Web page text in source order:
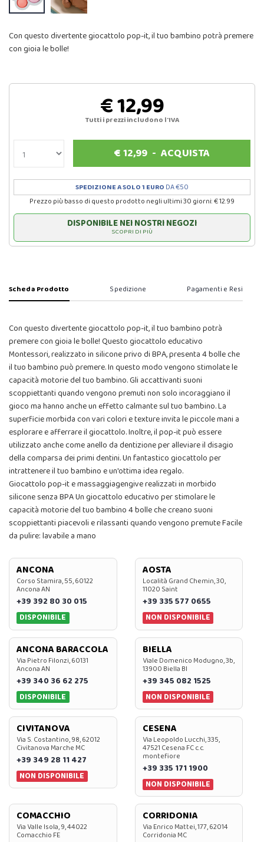
Con questo divertente giocattolo pop-it, il tuo bambino potrà premere
con gioia le bolle!
€ 12,99
Tutti i prezzi includono l'IVA
€12,99- ACQUISTA
SPEDIZIONE A SOLO 1 EURO DA €50
Prezzo più basso di questo prodotto negli ultimi 30 giorni: € 12.99
DISPONIBILE NEI NOSTRI NEGOZI
SCOPRI DI PIÙ
Scheda Prodotto Spedizione Pagamenti e Resi
Con questo divertente giocattolo pop-it, il tuo bambino potrà
premere con gioia le bolle! Questo giocattolo educativo
Montessori, realizzato in silicone privo di BPA, presenta 4 bolle che
il tuo bambino può premere. In questo modo vengono stimolate le
capacità motorie del tuo bambino. Gli accattivanti suoni
scoppiettanti quando vengono premuti non solo incoraggiano il
gioco ma hanno anche un effetto calmante sul tuo bambino. La
superficie morbida con vari colori e texture invita le piccole mani a
esplorare e afferrare il giocattolo. Inoltre, il pop-it può essere
utilizzato anche come anello da dentizione per alleviare il disagio
della comparsa dei primi dentini. Un fantastico giocattolo per
intrattenere il tuo bambino e un'ottima idea regalo.
Giocattolo pop-it e massaggiagengive realizzati in morbido
silicone senza BPA Un giocattolo educativo per stimolare le
capacità motorie del tuo bambino 4 bolle che creano suoni
scoppiettanti piacevoli e rilassanti quando vengono premute Facile
da pulire: lavabile a mano
ANCONA
Corso Stamira, 55, 60122
Ancona AN
+39 392 80 30 015
DISPONIBILE
AOSTA
Località Grand Chemin, 30,
11020 Saint
+39 335 577 0655
NON DISPONIBILE
ANCONA BARACCOLA
Via Pietro Filonzi, 60131
Ancona AN
+39 340 36 62 275
DISPONIBILE
BIELLA
Viale Domenico Modugno, 3b,
13900 Biella BI
+39 345 082 1525
NON DISPONIBILE
CIVITANOVA
Via S. Costantino, 98, 62012
Civitanova Marche MC
+39 349 28 11 427
NON DISPONIBILE
CESENA
Via Leopoldo Lucchi, 335,
47521 Cesena FC c.c.
montefiore
+39 335 171 1900
NON DISPONIBILE
COMACCHIO
Via Valle Isola, 9, 44022
Comacchio FE
CORRIDONIA
Via Enrico Mattei, 177, 62014
Corridonia MC